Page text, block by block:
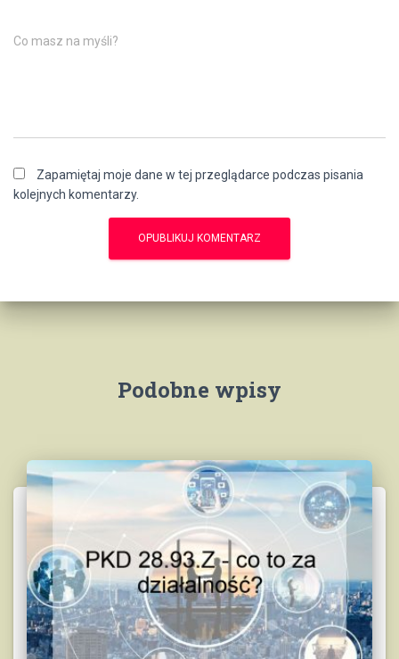
Co masz na myśli?
Zapamiętaj moje dane w tej przeglądarce podczas pisania
kolejnych komentarzy.
Podobne wpisy